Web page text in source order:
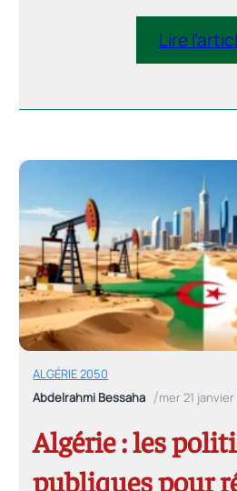
projection et d’évaluation.
réformes exige un
d’outils de projection, de
pilotage et projection
structurants sont
Indicateurs de
Lire
ALGÉRIE 2050
Abdelrahmi Bessaha /mer 21
Algérie : les
publiques pour